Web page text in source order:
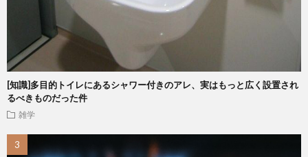
[知識]多目的トイレにあるシャワー付きのアレ、実はもっと広く設置され
るべきものだった件
雑学